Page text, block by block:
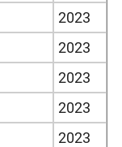
2023
2023
2023
2023
2023